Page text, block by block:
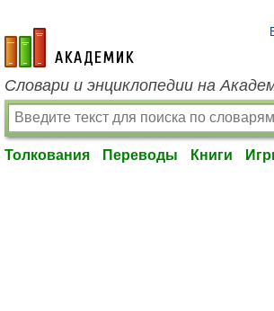
academic.ru
Словари и энциклопедии на
Толкования Переводы Книги